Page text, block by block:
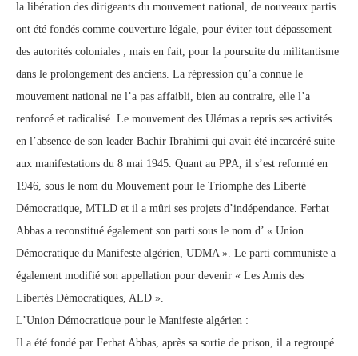
la libération des dirigeants du mouvement national, de nouveaux partis
ont été fondés comme couverture légale, pour éviter tout dépassement
des autorités coloniales ; mais en fait, pour la poursuite du militantisme
dans le prolongement des anciens. La répression qu’a connue le
mouvement national ne l’a pas affaibli, bien au contraire, elle l’a
renforcé et radicalisé. Le mouvement des Ulémas a repris ses activités
en l’absence de son leader Bachir Ibrahimi qui avait été incarcéré suite
aux manifestations du 8 mai 1945. Quant au PPA, il s’est reformé en
1946, sous le nom du Mouvement pour le Triomphe des Liberté
Démocratique, MTLD et il a mûri ses projets d’indépendance. Ferhat
Abbas a reconstitué également son parti sous le nom d’ « Union
Démocratique du Manifeste algérien, UDMA ». Le parti communiste a
également modifié son appellation pour devenir « Les Amis des
Libertés Démocratiques, ALD ».
L’Union Démocratique pour le Manifeste algérien :
Il a été fondé par Ferhat Abbas, après sa sortie de prison, il a regroupé